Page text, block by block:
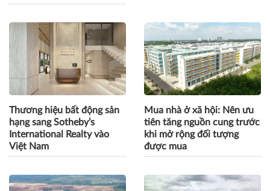
Thương hiệu bất động sản
hạng sang Sotheby’s
International Realty vào
Việt Nam
Mua nhà ở xã hội: Nên ưu
tiên tăng nguồn cung trước
khi mở rộng đối tượng
được mua